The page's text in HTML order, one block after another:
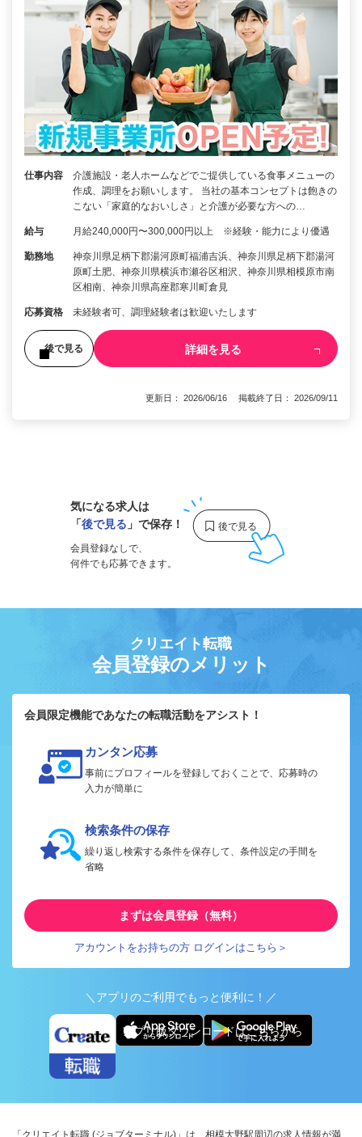
仕事内容
介護施設・老人ホームなどでご提供している食事メニューの
作成、調理をお願いします。 当社の基本コンセプトは飽きの
こない「家庭的なおいしさ」と介護が必要な方への…
給与 月給240,000円〜300,000円以上 ※経験・能力により優遇
勤務地
神奈川県足柄下郡湯河原町福浦吉浜、神奈川県足柄下郡湯河
原町土肥、神奈川県横浜市瀬谷区相沢、神奈川県相模原市南
区相南、神奈川県高座郡寒川町倉見
応募資格 未経験者可、調理経験者は歓迎いたします
後で見る 詳細を見る
更新日： 2026/06/16 掲載終了日： 2026/09/11
気になる求人は
「後で見る 」で保存！
会員登録なしで、
何件でも応募できます。
クリエイト転職
会員登録のメリット
会員限定機能であなたの転職活動をアシスト！
カンタン応募
事前にプロフィールを登録しておくことで、応募時の
入力が簡単に
検索条件の保存
繰り返し検索する条件を保存して、条件設定の手間を
省略
まずは会員登録（無料）
アカウントをお持ちの方 ログインはこちら＞
＼アプリのご利用でもっと便利に！／
アプリ版ダウンロードはこちらから